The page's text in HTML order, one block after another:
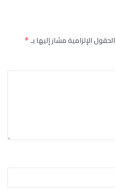
الحقول الإلزامية مشار إليها بـ*